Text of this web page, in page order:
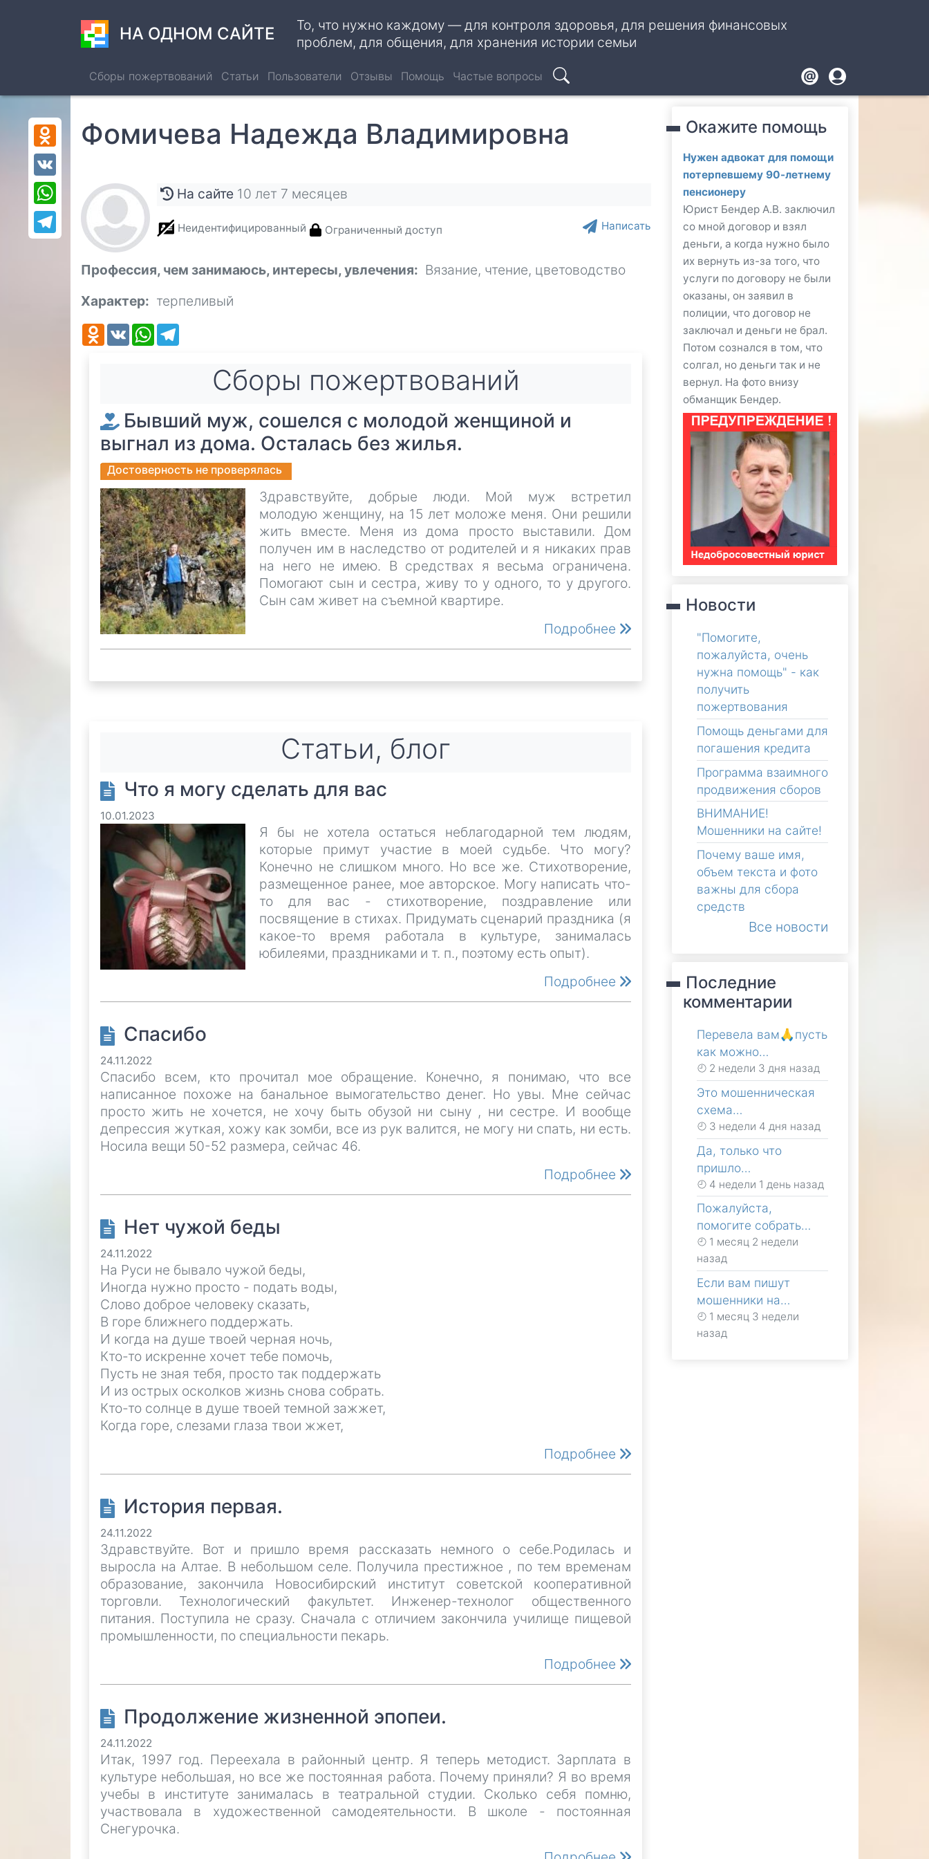
НА ОДНОМ САЙТЕ
То, что нужно каждому — для контроля здоровья, для решения финансовых
проблем, для общения, для хранения истории семьи
Сборы пожертвований Статьи Пользователи Отзывы Помощь Частые вопросы
Поиск Footer
User
account
menu
Фомичева Надежда Владимировна
На сайте 10 лет 7 месяцев
Неидентифицированный Ограниченный доступ Написать
Профессия, чем занимаюсь, интересы, увлечения
Вязание, чтение, цветоводство
Характер
терпеливый
Odnoklassniki
WhatsApp
Telegram
Odnoklassniki
VK WhatsApp
Cборы пожертвований
Бывший муж, сошелся с молодой женщиной и
выгнал из дома. Осталась без жилья.
Достоверность не проверялась
Здравствуйте, добрые люди. Мой муж встретил
молодую женщину, на 15 лет моложе меня. Они решили
жить вместе. Меня из дома просто выставили. Дом
получен им в наследство от родителей и я никаких прав
на него не имею. В средствах я весьма ограничена.
Помогают сын и сестра, живу то у одного, то у другого.
Сын сам живет на съемной квартире.
Подробнее
Статьи, блог
Что я могу сделать для вас
10.01.2023
Я бы не хотела остаться неблагодарной тем людям,
которые примут участие в моей судьбе. Что могу?
Конечно не слишком много. Но все же. Стихотворение,
размещенное ранее, мое авторское. Могу написать что-
то для вас - стихотворение, поздравление или
посвящение в стихах. Придумать сценарий праздника (я
какое-то время работала в культуре, занималась
юбилеями, праздниками и т. п., поэтому есть опыт).
Подробнее
Спасибо
24.11.2022
Спасибо всем, кто прочитал мое обращение. Конечно, я понимаю, что все
написанное похоже на банальное вымогательство денег. Но увы. Мне сейчас
просто жить не хочется, не хочу быть обузой ни сыну , ни сестре. И вообще
депрессия жуткая, хожу как зомби, все из рук валится, не могу ни спать, ни есть.
Носила вещи 50-52 размера, сейчас 46.
Подробнее
Нет чужой беды
24.11.2022
На Руси не бывало чужой беды,
Иногда нужно просто - подать воды,
Слово доброе человеку сказать,
В горе ближнего поддержать.
И когда на душе твоей черная ночь,
Кто-то искренне хочет тебе помочь,
Пусть не зная тебя, просто так поддержать
И из острых осколков жизнь снова собрать.
Кто-то солнце в душе твоей темной зажжет,
Когда горе, слезами глаза твои жжет,
Подробнее
История первая.
24.11.2022
Здравствуйте. Вот и пришло время рассказать немного о себе.Родилась и
выросла на Алтае. В небольшом селе. Получила престижное , по тем временам
образование, закончила Новосибирский институт советской кооперативной
торговли. Технологический факультет. Инженер-технолог общественного
питания. Поступила не сразу. Сначала с отличием закончила училище пищевой
промышленности, по специальности пекарь.
Подробнее
Продолжение жизненной эпопеи.
24.11.2022
Итак, 1997 год. Переехала в районный центр. Я теперь методист. Зарплата в
культуре небольшая, но все же постоянная работа. Почему приняли? Я во время
учебы в институте занималась в театральной студии. Сколько себя помню,
участвовала в художественной самодеятельности. В школе - постоянная
Снегурочка.
Окажите помощь
Нужен адвокат для помощи
потерпевшему 90-летнему
пенсионеру
Юрист Бендер А.В. заключил
со мной договор и взял
деньги, а когда нужно было
их вернуть из-за того, что
услуги по договору не были
оказаны, он заявил в
полиции, что договор не
заключал и деньги не брал.
Потом сознался в том, что
солгал, но деньги так и не
вернул. На фото внизу
обманщик Бендер.
Новости
"Помогите,
пожалуйста, очень
нужна помощь" - как
получить
пожертвования
Помощь деньгами для
погашения кредита
Программа взаимного
продвижения сборов
ВНИМАНИЕ!
Мошенники на сайте!
Почему ваше имя,
объем текста и фото
важны для сбора
средств
Все новости
Последние
комментарии
Перевела вам🙏пусть
как можно…
2 недели 3 дня назад
Это мошенническая
схема…
3 недели 4 дня назад
Да, только что
пришло…
4 недели 1 день назад
Пожалуйста,
помогите собрать…
1 месяц 2 недели
назад
Если вам пишут
мошенники на…
1 месяц 3 недели
назад